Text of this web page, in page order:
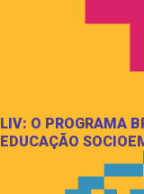
LIV: O PROGRAMA
EDUCAÇÃO